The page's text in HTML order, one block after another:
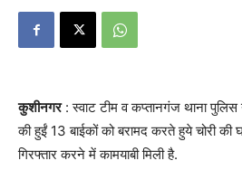
कुशीनगर: स्वाट टीम व कप्तानगंज थाना पुलिस
की हुईं 13 बाईकों को बरामद करते हुये चोरी की
गिरफ्तार करने में कामयाबी मिली है.